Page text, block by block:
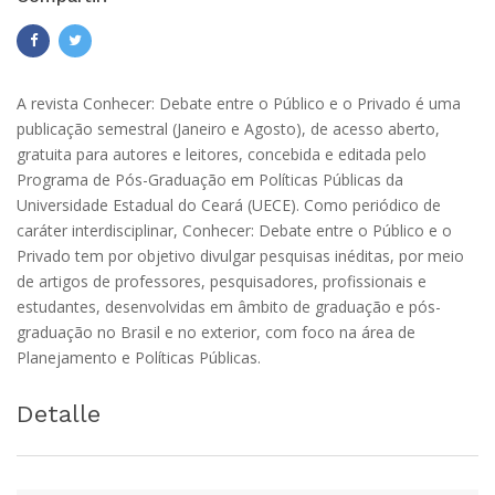
A revista Conhecer: Debate entre o Público e o Privado é uma
publicação semestral (Janeiro e Agosto), de acesso aberto,
gratuita para autores e leitores, concebida e editada pelo
Programa de Pós-Graduação em Políticas Públicas da
Universidade Estadual do Ceará (UECE). Como periódico de
caráter interdisciplinar, Conhecer: Debate entre o Público e o
Privado tem por objetivo divulgar pesquisas inéditas, por meio
de artigos de professores, pesquisadores, profissionais e
estudantes, desenvolvidas em âmbito de graduação e pós-
graduação no Brasil e no exterior, com foco na área de
Planejamento e Políticas Públicas.
Detalle